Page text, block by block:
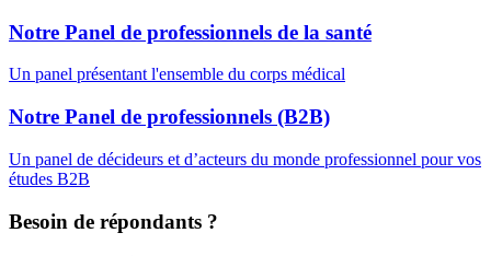
Notre Panel de professionnels de la santé
Un panel présentant l'ensemble du corps médical
Notre Panel de professionnels (B2B)
Un panel de décideurs et d’acteurs du monde professionnel pour vos
études B2B
Besoin de répondants ?